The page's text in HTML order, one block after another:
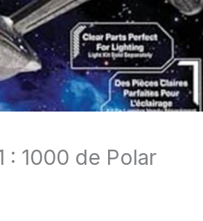
: 1000 de Polar